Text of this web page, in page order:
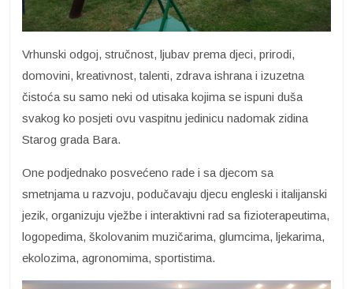
Vrhunski odgoj, stručnost, ljubav prema djeci, prirodi,
domovini, kreativnost, talenti, zdrava ishrana i izuzetna
čistoća su samo neki od utisaka kojima se ispuni duša
svakog ko posjeti ovu vaspitnu jedinicu nadomak zidina
Starog grada Bara.
One podjednako posvećeno rade i sa djecom sa
smetnjama u razvoju, podučavaju djecu engleski i italijanski
jezik, organizuju vježbe i interaktivni rad sa fizioterapeutima,
logopedima, školovanim muzičarima, glumcima, ljekarima,
ekolozima, agronomima, sportistima.